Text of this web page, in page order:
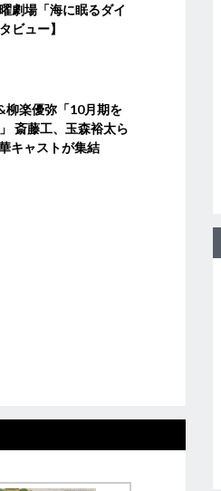
劇場「海に眠るダイ
ビュー】
柳楽優弥「10月期を
斎藤工、玉森裕太ら
キャストが集結